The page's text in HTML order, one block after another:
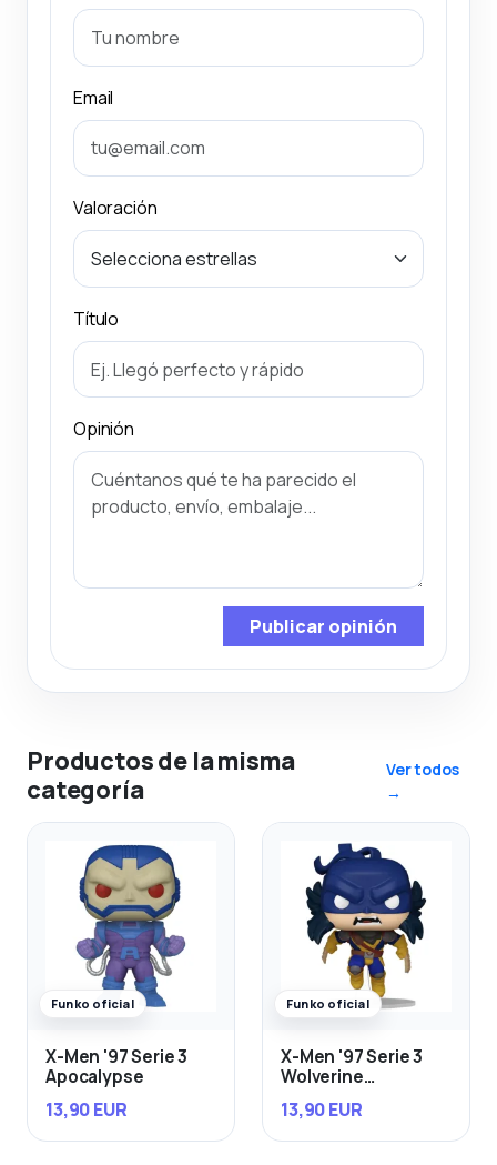
Email
Valoración
Título
Opinión
Publicar opinión
Productos de la misma
categoría
Ver todos
→
Funko oficial
X-Men '97 Serie 3
Apocalypse
13,90 EUR
Funko oficial
X-Men '97 Serie 3
Wolverine
13,90 EUR